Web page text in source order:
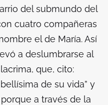
del submundo del
cuatro compañeras
el de María. Así
a deslumbrarse al
que, cito:
de su vida” y
a través de la